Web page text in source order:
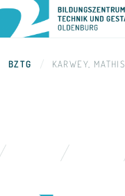
BZTG KARWEY, MATHIS